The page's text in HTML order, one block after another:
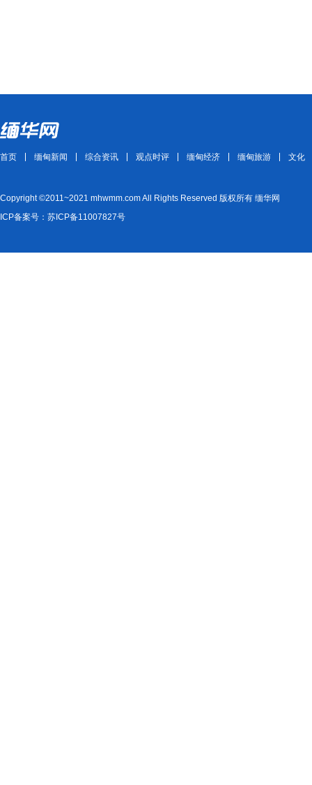
首页 缅甸新闻 综合资讯 观点时评 缅甸经济 缅甸旅游 文化
Copyright ©2011~2021 mhwmm.com All Rights Reserved 版权所有 缅华网
ICP备案号：苏ICP备11007827号